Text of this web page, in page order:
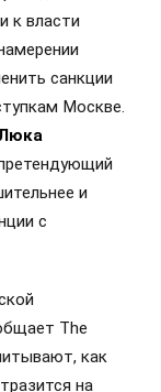
к власти
санкции
Москве.
и
с
The
как
на